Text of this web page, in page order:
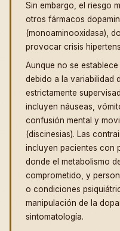
Sin embargo, el riesgo
otros fármacos
(monoaminooxidasa),
provocar crisis
Aunque no se
debido a la variabilidad
estrictamente
incluyen náuseas,
confusión mental y
(discinesias). Las
incluyen pacientes con
donde el metabolismo
comprometido, y
o condiciones
manipulación de la
sintomatología.